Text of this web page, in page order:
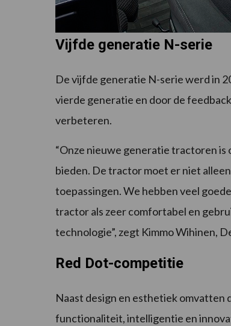
Vijfde generatie N-serie
De vijfde generatie N-serie werd in
vierde generatie en door de
verbeteren.
“Onze nieuwe generatie tractoren is
bieden. De tractor moet er niet
toepassingen. We hebben veel
tractor als zeer comfortabel en
technologie”, zegt Kimmo Wihinen,
Red Dot-competitie
Naast design en esthetiek omvatten
functionaliteit, intelligentie en